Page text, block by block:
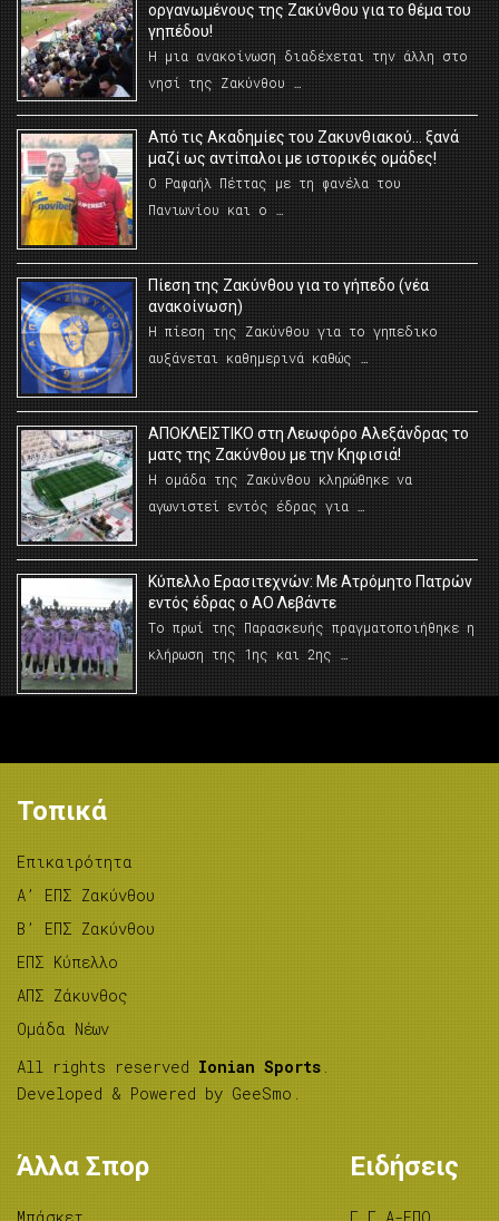
οργανωμένους της Ζακύνθου για το θέμα του
γηπέδου!
Η μια ανακοίνωση διαδέχεται την άλλη στο
νησί της Ζακύνθου …
Από τις Ακαδημίες του Ζακυνθιακού… ξανά
μαζί ως αντίπαλοι με ιστορικές ομάδες!
Ο Ραφαήλ Πέττας με τη φανέλα του
Πανιωνίου και ο …
Πίεση της Ζακύνθου για το γήπεδο (νέα
ανακοίνωση)
Η πίεση της Ζακύνθου για το γηπεδικο
αυξάνεται καθημερινά καθώς …
AΠΟΚΛΕΙΣΤΙΚΟ στη Λεωφόρο Αλεξάνδρας το
ματς της Ζακύνθου με την Κηφισιά!
Η ομάδα της Ζακύνθου κληρώθηκε να
αγωνιστεί εντός έδρας για …
Κύπελλο Ερασιτεχνών: Με Ατρόμητο Πατρών
εντός έδρας ο ΑΟ Λεβάντε
Το πρωί της Παρασκευής πραγματοποιήθηκε η
κλήρωση της 1ης και 2ης …
Τοπικά
Επικαιρότητα
A’ ΕΠΣ Ζακύνθου
B’ ΕΠΣ Ζακύνθου
ΕΠΣ Κύπελλο
ΑΠΣ Ζάκυνθος
Ομάδα Νέων
All rights reserved Ionian Sports .
Developed & Powered by GeeSmo .
Άλλα Σπορ Ειδήσεις